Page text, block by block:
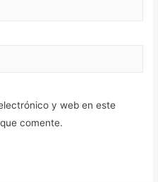
y web en este
comente.